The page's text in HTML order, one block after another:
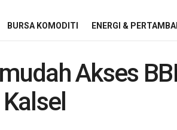
BURSA KOMODITI ENERGI &
Akses